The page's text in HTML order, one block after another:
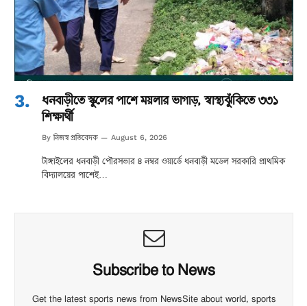
ধনবাড়ীতে স্কুলের পাশে ময়লার ভাগাড়, স্বাস্থ্যঝুঁকিতে ৩৩১
শিক্ষার্থী
By নিজস্ব প্রতিবেদক August 6, 2026
টাঙ্গাইলের ধনবাড়ী পৌরসভার ৪ নম্বর ওয়ার্ডে ধনবাড়ী মডেল সরকারি প্রাথমিক
বিদ্যালয়ের পাশেই…
Subscribe to News
Get the latest sports news from NewsSite about world, sports